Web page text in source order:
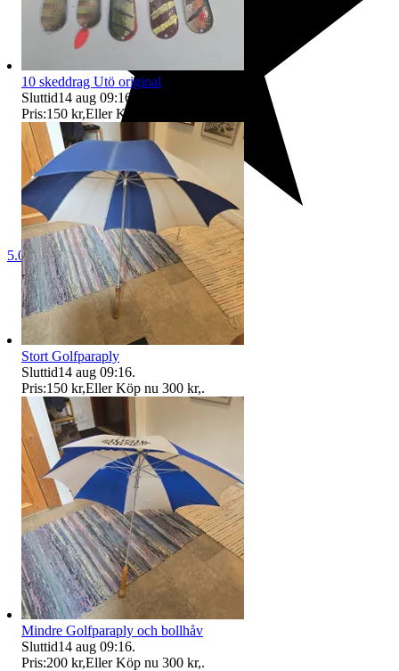
5.0
10 skeddrag Utö original
Sluttid14 aug 09:16
Pris:150 kr,Eller Köp nu
Stort Golfparaply
Sluttid14 aug 09:16.
Pris:150 kr,Eller Köp nu 300 kr,.
Mindre Golfparaply och bollhåv
Sluttid14 aug 09:16.
Pris:200 kr,Eller Köp nu 300 kr,.